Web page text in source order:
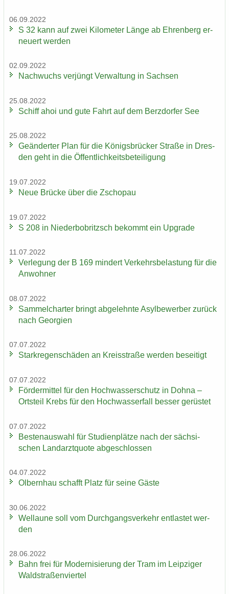
06.09.2022
S 32 kann auf zwei Ki­lo­me­ter Länge ab Eh­ren­berg er­
neu­ert wer­den
02.09.2022
Nach­wuchs ver­jüngt Ver­wal­tung in Sach­sen
25.08.2022
Schiff ahoi und gute Fahrt auf dem Berz­dor­fer See
25.08.2022
Ge­än­der­ter Plan für die Kö­nigs­brü­cker Stra­ße in Dres­
den geht in die Öf­fent­lich­keits­be­tei­li­gung
19.07.2022
Neue Brü­cke über die Zscho­pau
19.07.2022
S 208 in Nie­der­bobritzsch be­kommt ein Up­grade
11.07.2022
Ver­le­gung der B 169 min­dert Ver­kehrs­be­las­tung für die
An­woh­ner
08.07.2022
Sam­mel­char­ter bringt ab­ge­lehn­te Asyl­be­wer­ber zu­rück
nach Ge­or­gi­en
07.07.2022
Stark­re­gen­schä­den an Kreis­stra­ße wer­den be­sei­tigt
07.07.2022
För­der­mit­tel für den Hoch­was­ser­schutz in Dohna –
Orts­teil Krebs für den Hoch­was­ser­fall bes­ser ge­rüs­tet
07.07.2022
Bes­ten­aus­wahl für Stu­di­en­plät­ze nach der säch­si­
schen Land­arzt­quo­te ab­ge­schlos­sen
04.07.2022
Ol­bern­hau schafft Platz für seine Gäste
30.06.2022
Wel­lau­ne soll vom Durch­gangs­ver­kehr ent­las­tet wer­
den
28.06.2022
Bahn frei für Mo­der­ni­sie­rung der Tram im Leip­zi­ger
Wald­stra­ßen­vier­tel